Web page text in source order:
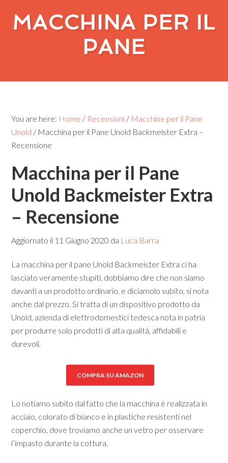
MACCHINA PER IL
PANE
You are here: Home / Recensioni / Macchine per il Pane
Unold / Macchina per il Pane Unold Backmeister Extra –
Recensione
Macchina per il Pane
Unold Backmeister Extra
– Recensione
Aggiornato il 11 Giugno 2020 da Luca Barra
La macchina per il pane Unold Backmeister Extra ci ha
lasciato veramente stupiti, dobbiamo dire che non siamo
davanti a un prodotto ordinario, e diciamolo subito, si nota
anche dal prezzo. Si tratta di un dispositivo prodotto da
Unold, azienda di elettrodomestici tedesca nota in patria
per produrre solo prodotti di alta qualità, affidabili e
durevoli.
COMPRA SU AMAZON
Lo notiamo subito dal fatto che la macchina è realizzata in
acciaio, colorato di bianco e in plastiche resistenti nel
coperchio, dove troviamo anche un vetro per osservare
l’impasto durante la cottura.